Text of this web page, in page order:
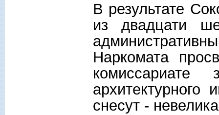
В результате
из двадцати
Наркомата
комиссариате
архитектурного
снесут -